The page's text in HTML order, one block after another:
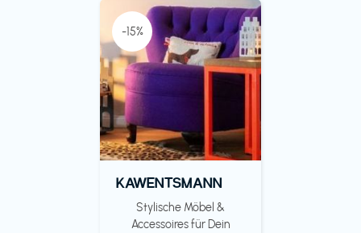
-15%
KAWENTSMANN
Stylische Möbel &
Accessoires für Dein